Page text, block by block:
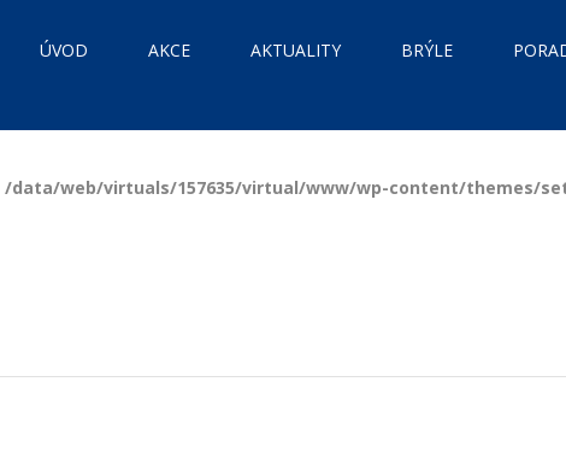
ÚVOD AKCE AKTUALITY BRÝLE
/data/web/virtuals/157635/virtual/www/wp-content/themes/